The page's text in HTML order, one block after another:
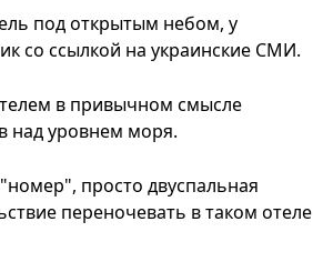
под открытым небом, у
со ссылкой на украинские СМИ.
в привычном смысле
над уровнем моря.
просто двуспальная
переночевать в таком отеле